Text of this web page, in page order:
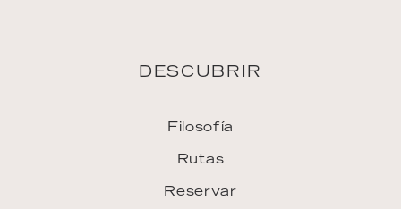
DESCUBRIR
Filosofía
Rutas
Reservar